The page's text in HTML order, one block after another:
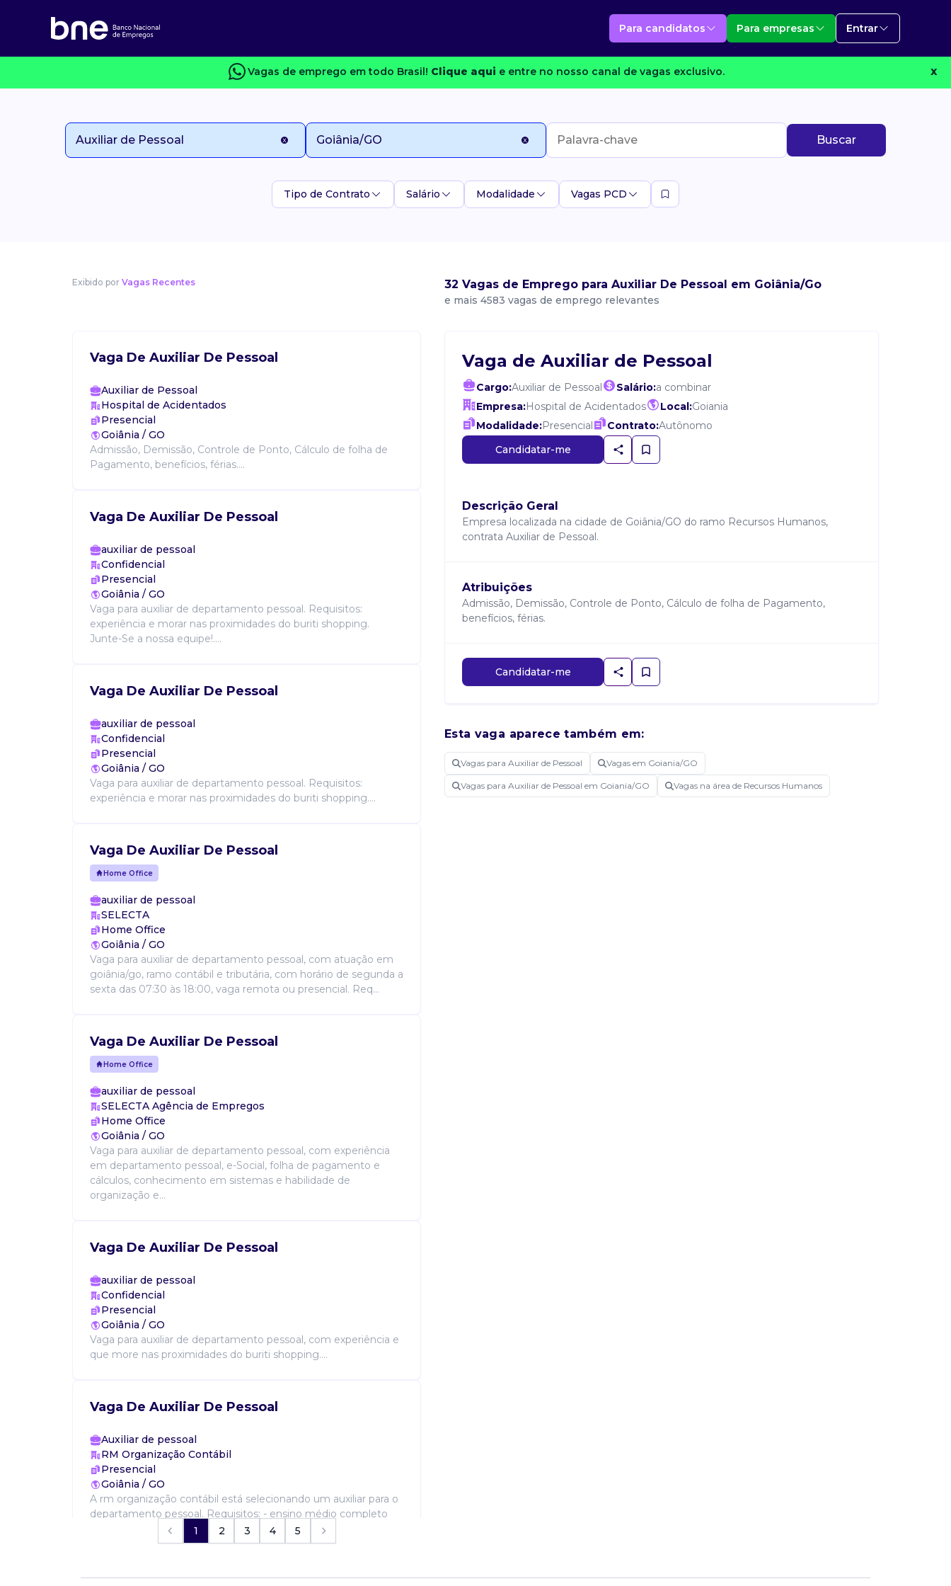
Para candidatos Para empresas Entrar
Vagas de emprego em todo Brasil! Clique aqui e entre no nosso canal de vagas exclusivo. X
Buscar
Tipo de Contrato Salário Modalidade Vagas PCD
Exibido por Vagas Recentes 32 Vagas de Emprego para Auxiliar De Pessoal em Goiânia/Go
e mais 4583 vagas de emprego relevantes
Vaga De Auxiliar De Pessoal
Auxiliar de Pessoal
Hospital de Acidentados
Presencial
Goiânia / GO
Admissão, Demissão, Controle de Ponto, Cálculo de folha de
Pagamento, benefícios, férias....
Vaga De Auxiliar De Pessoal
auxiliar de pessoal
Confidencial
Presencial
Goiânia / GO
Vaga para auxiliar de departamento pessoal. Requisitos:
experiência e morar nas proximidades do buriti shopping.
Junte-Se a nossa equipe!....
Vaga De Auxiliar De Pessoal
auxiliar de pessoal
Confidencial
Presencial
Goiânia / GO
Vaga para auxiliar de departamento pessoal. Requisitos:
experiência e morar nas proximidades do buriti shopping....
Vaga De Auxiliar De Pessoal
Home Office
auxiliar de pessoal
SELECTA
Home Office
Goiânia / GO
Vaga para auxiliar de departamento pessoal, com atuação em
goiânia/go, ramo contábil e tributária, com horário de segunda a
sexta das 07:30 às 18:00, vaga remota ou presencial. Req...
Vaga De Auxiliar De Pessoal
Home Office
auxiliar de pessoal
SELECTA Agência de Empregos
Home Office
Goiânia / GO
Vaga para auxiliar de departamento pessoal, com experiência
em departamento pessoal, e-Social, folha de pagamento e
cálculos, conhecimento em sistemas e habilidade de
organização e...
Vaga De Auxiliar De Pessoal
auxiliar de pessoal
Confidencial
Presencial
Goiânia / GO
Vaga para auxiliar de departamento pessoal, com experiência e
que more nas proximidades do buriti shopping....
Vaga De Auxiliar De Pessoal
Auxiliar de pessoal
RM Organização Contábil
Presencial
Goiânia / GO
A rm organização contábil está selecionando um auxiliar para o
departamento pessoal. Requisitos: - ensino médio completo
(desejável cursando superior em contábeis, adm ou áreas af...
Vaga De Auxiliar De Pessoal
1 2 3 4 5
Vaga de Auxiliar de Pessoal
Cargo:Auxiliar de Pessoal Salário:a combinar
Empresa:Hospital de Acidentados Local:Goiania
Modalidade:Presencial Contrato:Autônomo
Candidatar-me
Descrição Geral
Empresa localizada na cidade de Goiânia/GO do ramo Recursos Humanos,
contrata Auxiliar de Pessoal.
Atribuições
Admissão, Demissão, Controle de Ponto, Cálculo de folha de Pagamento,
benefícios, férias.
Candidatar-me
Esta vaga aparece também em:
Vagas para Auxiliar de Pessoal Vagas em Goiania/GO
Vagas para Auxiliar de Pessoal em Goiania/GO Vagas na área de Recursos Humanos